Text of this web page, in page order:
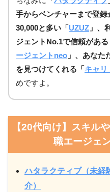
手からベンチャーまで登録
30,000と多い「UZUZ 」、
ジェントNo.1で信頼がある
ージェントneo 」、あなた
を見つけてくれる「キャリ
めですよ。
【20代向け】スキル
職エージェ
ハタラクティブ（未経
介）